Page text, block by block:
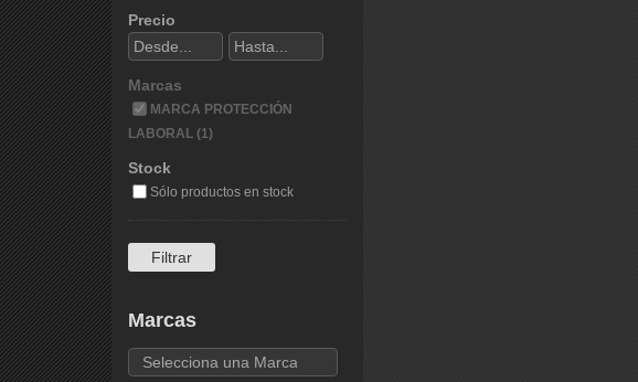
Precio
Marcas
MARCA PROTECCIÓN
LABORAL (1)
Stock
Sólo productos en stock
Marcas